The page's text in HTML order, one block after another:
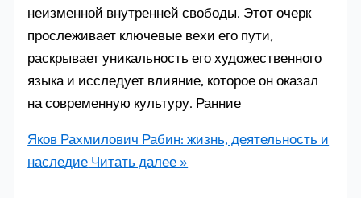
неизменной внутренней свободы. Этот очерк
прослеживает ключевые вехи его пути,
раскрывает уникальность его художественного
языка и исследует влияние, которое он оказал
на современную культуру. Ранние
Яков Рахмилович Рабин: жизнь, деятельность и
наследие Читать далее »